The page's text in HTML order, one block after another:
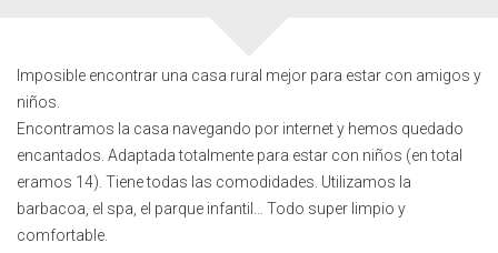
Imposible encontrar una casa rural mejor para estar con amigos y
niños.
Encontramos la casa navegando por internet y hemos quedado
encantados. Adaptada totalmente para estar con niños (en total
eramos 14). Tiene todas las comodidades. Utilizamos la
barbacoa, el spa, el parque infantil… Todo super limpio y
comfortable.